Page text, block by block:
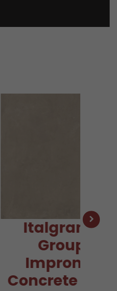
Italgraniti
Group
Impronta
Concrete Clay